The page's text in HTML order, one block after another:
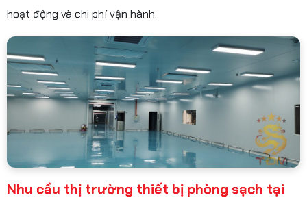
hoạt động và chi phí vận hành.
Nhu cầu thị trường thiết bị phòng sạch tại